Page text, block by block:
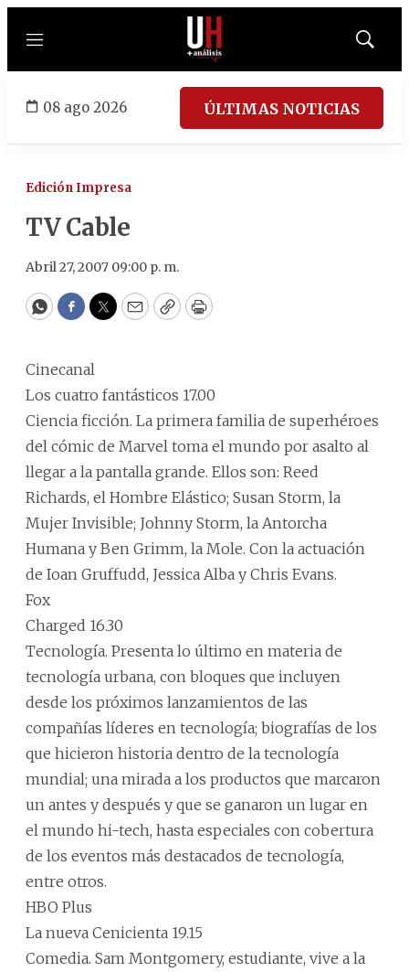
Menú
Mostrar
08 ago 2026 ÚLTIMAS NOTICIAS
Edición Impresa
TV Cable
Abril 27, 2007 09:00 p. m.
WhatsApp
Facebook
Twitter
EmailCopyPrint
Cinecanal
Los cuatro fantásticos 17.00
Ciencia ficción. La primera familia de superhéroes
del cómic de Marvel toma el mundo por asalto al
llegar a la pantalla grande. Ellos son: Reed
Richards, el Hombre Elástico; Susan Storm, la
Mujer Invisible; Johnny Storm, la Antorcha
Humana y Ben Grimm, la Mole. Con la actuación
de Ioan Gruffudd, Jessica Alba y Chris Evans.
Fox
Charged 16.30
Tecnología. Presenta lo último en materia de
tecnología urbana, con bloques que incluyen
desde los próximos lanzamientos de las
compañías líderes en tecnología; biografías de los
que hicieron historia dentro de la tecnología
mundial; una mirada a los productos que marcaron
un antes y después y que se ganaron un lugar en
el mundo hi-tech, hasta especiales con cobertura
de los eventos más destacados de tecnología,
entre otros.
HBO Plus
La nueva Cenicienta 19.15
Comedia. Sam Montgomery, estudiante, vive a la